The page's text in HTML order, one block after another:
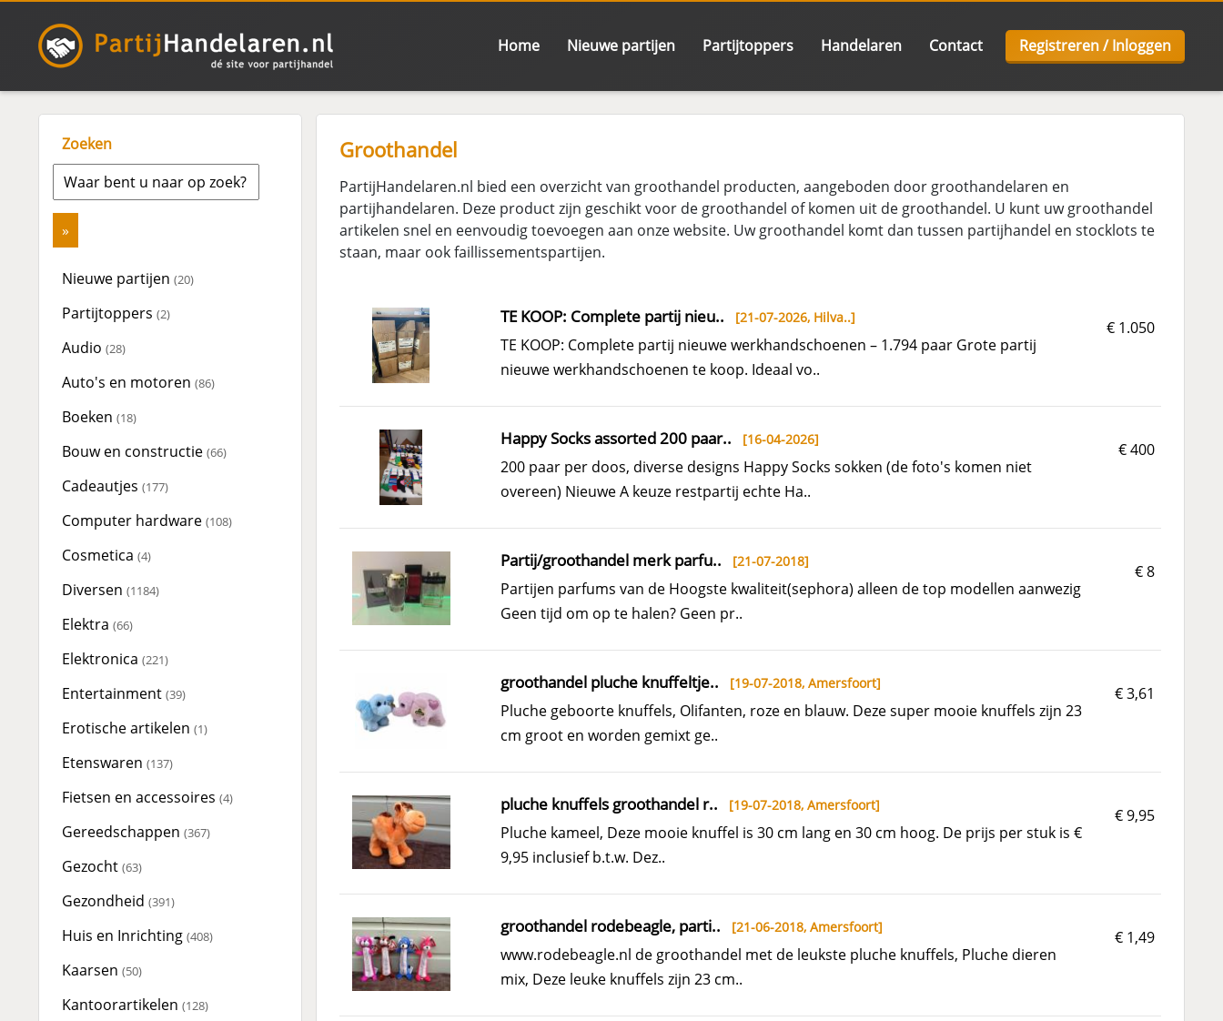
Home Nieuwe partijen Partijtoppers Handelaren Contact Registreren / Inloggen
Zoeken
Nieuwe partijen (20)
Partijtoppers (2)
Audio (28)
Auto's en motoren (86)
Boeken (18)
Bouw en constructie (66)
Cadeautjes (177)
Computer hardware (108)
Cosmetica (4)
Diversen (1184)
Elektra (66)
Elektronica (221)
Entertainment (39)
Erotische artikelen (1)
Etenswaren (137)
Fietsen en accessoires (4)
Gereedschappen (367)
Gezocht (63)
Gezondheid (391)
Huis en Inrichting (408)
Kaarsen (50)
Kantoorartikelen (128)
Groothandel
PartijHandelaren.nl bied een overzicht van groothandel producten, aangeboden door groothandelaren en
partijhandelaren. Deze product zijn geschikt voor de groothandel of komen uit de groothandel. U kunt uw groothandel
artikelen snel en eenvoudig toevoegen aan onze website. Uw groothandel komt dan tussen partijhandel en stocklots te
staan, maar ook faillissementspartijen.
€ 1.050
TE KOOP: Complete partij nieu.. [21-07-2026, Hilva..]
TE KOOP: Complete partij nieuwe werkhandschoenen – 1.794 paar Grote partij
nieuwe werkhandschoenen te koop. Ideaal vo..
€ 400
Happy Socks assorted 200 paar.. [16-04-2026]
200 paar per doos, diverse designs Happy Socks sokken (de foto's komen niet
overeen) Nieuwe A keuze restpartij echte Ha..
€ 8
Partij/groothandel merk parfu.. [21-07-2018]
Partijen parfums van de Hoogste kwaliteit(sephora) alleen de top modellen aanwezig
Geen tijd om op te halen? Geen pr..
€ 3,61
groothandel pluche knuffeltje.. [19-07-2018,Amersfoort]
Pluche geboorte knuffels, Olifanten, roze en blauw. Deze super mooie knuffels zijn 23
cm groot en worden gemixt ge..
€ 9,95
pluche knuffels groothandel r.. [19-07-2018,Amersfoort]
Pluche kameel, Deze mooie knuffel is 30 cm lang en 30 cm hoog. De prijs per stuk is €
9,95 inclusief b.t.w. Dez..
€ 1,49
groothandel rodebeagle, parti.. [21-06-2018,Amersfoort]
www.rodebeagle.nl de groothandel met de leukste pluche knuffels, Pluche dieren
mix, Deze leuke knuffels zijn 23 cm..